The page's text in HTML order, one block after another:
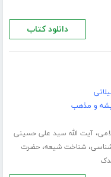
دانلود کتاب
و مذهب
،آیت الله سید علی حسینی
،شناخت شیعه،حضرت